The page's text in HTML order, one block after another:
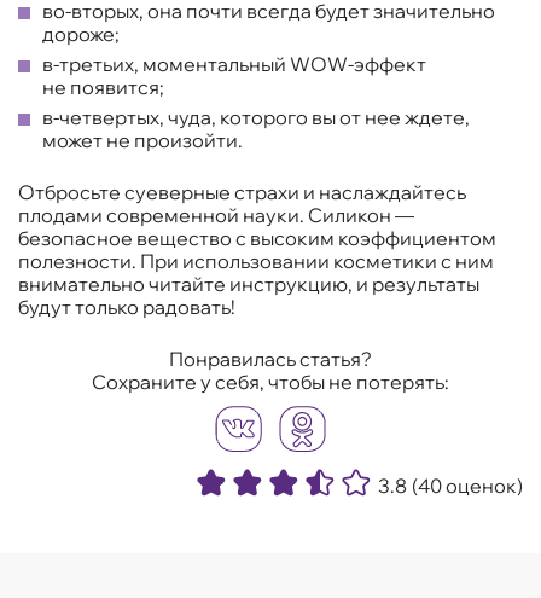
во-вторых, она почти всегда будет значительно
дороже;
в-третьих, моментальный WOW-эффект
не появится;
в-четвертых, чуда, которого вы от нее ждете,
может не произойти.
Отбросьте суеверные страхи и наслаждайтесь
плодами современной науки. Силикон —
безопасное вещество с высоким коэффициентом
полезности. При использовании косметики с ним
внимательно читайте инструкцию, и результаты
будут только радовать!
Понравилась статья?
Сохраните у себя, чтобы не потерять:
3.8 (40 оценок)